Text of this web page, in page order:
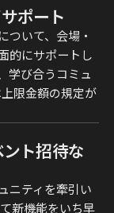
ポート
ついて、会場・
的にサポートし
学び合うコミュ
限金額の規定が
ト招待な
ニティを牽引い
新機能をいち早